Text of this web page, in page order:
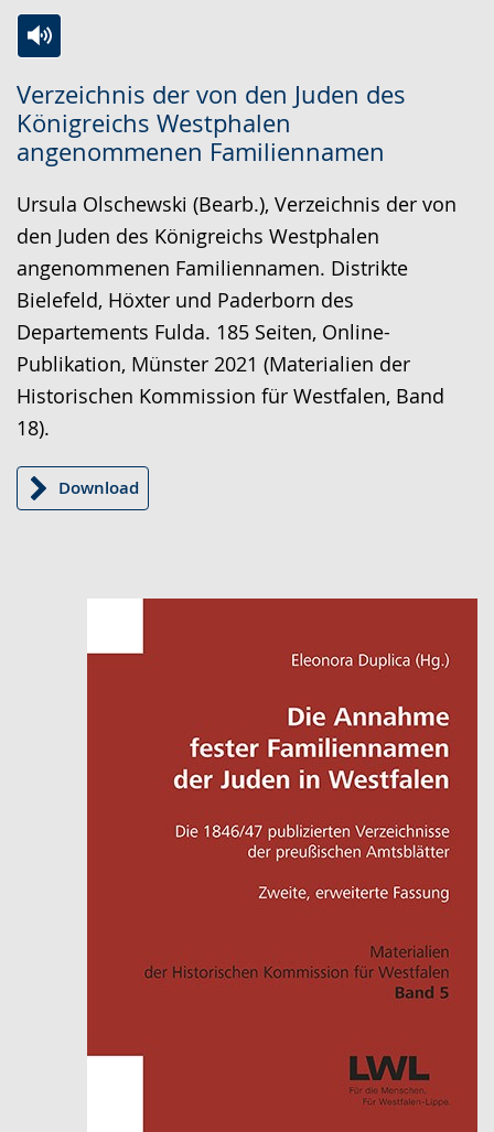
Verzeichnis der von den Juden des
Königreichs Westphalen
angenommenen Familiennamen
Leichten
Sprache
wechseln.
Audio-
Unterstützung.
Video
in
Deutscher
Gebärdensprache
wird
angezeigt.
Ursula Olschewski (Bearb.), Verzeichnis der von
den Juden des Königreichs Westphalen
angenommenen Familiennamen. Distrikte
Bielefeld, Höxter und Paderborn des
Departements Fulda. 185 Seiten, Online-
Publikation, Münster 2021 (Materialien der
Historischen Kommission für Westfalen, Band
18).
Download